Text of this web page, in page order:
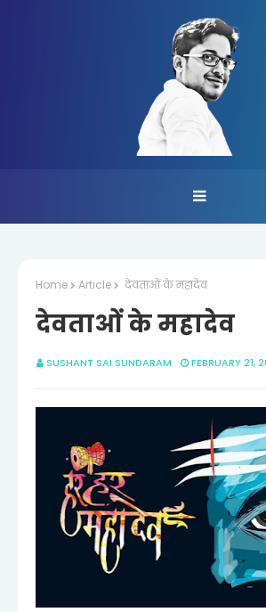
Home Article देवताओं के महादेव
देवताओं के महादेव
SUSHANT SAI SUNDARAM FEBRUARY 21,